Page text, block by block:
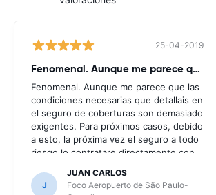
25-04-2019
Fenomenal. Aunque me parece que
Fenomenal. Aunque me parece que las
condiciones necesarias que detallais en
el seguro de coberturas son demasiado
exigentes. Para próximos casos, debido
a esto, la próxima vez el seguro a todo
riesgo lo contratare directamente con
J
JUAN CARLOS
Foco Aeropuerto de São Paulo-